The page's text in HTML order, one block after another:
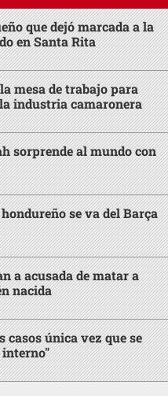
que dejó marcada a la
en Santa Rita
mesa de trabajo para
industria camaronera
sorprende al mundo con
se va del Barça
a acusada de matar a
nacida
casos única vez que se
interno"